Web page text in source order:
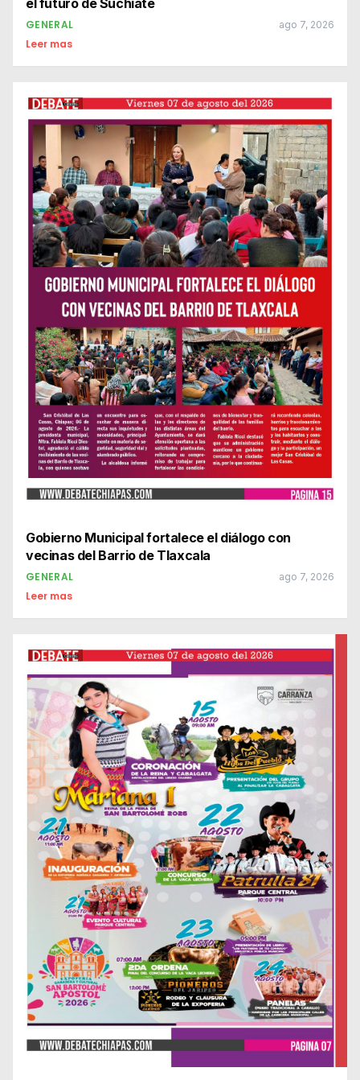
el futuro de Suchiate
GENERAL ago 7, 2026
Leer mas
Gobierno Municipal fortalece el diálogo con
vecinas del Barrio de Tlaxcala
GENERAL ago 7, 2026
Leer mas